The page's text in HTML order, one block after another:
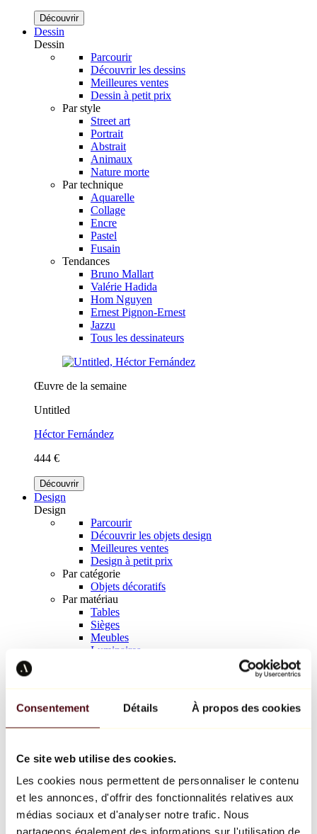
Consentement Détails À propos des cookies
Ce site web utilise des cookies.
Les cookies nous permettent de personnaliser le contenu
et les annonces, d'offrir des fonctionnalités relatives aux
médias sociaux et d'analyser notre trafic. Nous
partageons également des informations sur l'utilisation de
Découvrir
Dessin
Dessin
Parcourir
Découvrir les dessins
Meilleures ventes
Dessin à petit prix
Par style
Street art
Portrait
Abstrait
Animaux
Nature morte
Par technique
Aquarelle
Collage
Encre
Pastel
Fusain
Tendances
Bruno Mallart
Valérie Hadida
Hom Nguyen
Ernest Pignon-Ernest
Jazzu
Tous les dessinateurs
Œuvre de la semaine
Untitled
Héctor Fernández
444 €
Découvrir
Design
Design
Parcourir
Découvrir les objets design
Meilleures ventes
Design à petit prix
Par catégorie
Objets décoratifs
Par matériau
Tables
Sièges
Meubles
Luminaires
Richard Orlinski
Keith Haring
Jeff Koons
Jean-Michel Basquiat
Tous les designers
Œuvre de la semaine